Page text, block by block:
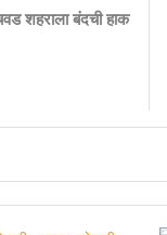
शहराला बंदची हाक